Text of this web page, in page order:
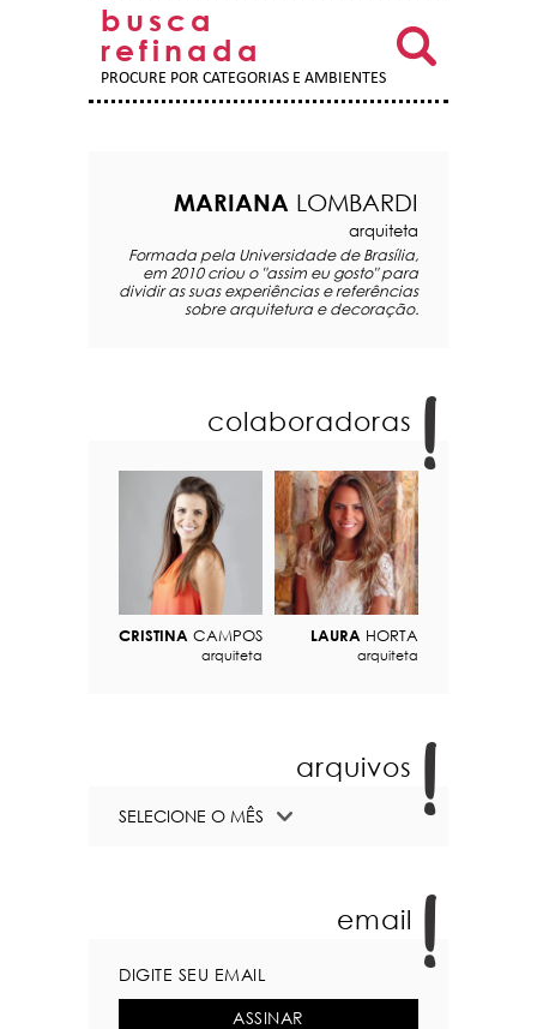
busca
refinada
PROCURE POR CATEGORIAS E AMBIENTES
MARIANA LOMBARDI
arquiteta
Formada pela Universidade de Brasília,
em 2010 criou o "assim eu gosto" para
dividir as suas experiências e referências
sobre arquitetura e decoração.
colaboradoras
CRISTINA CAMPOS
arquiteta
LAURA HORTA
arquiteta
arquivos
email